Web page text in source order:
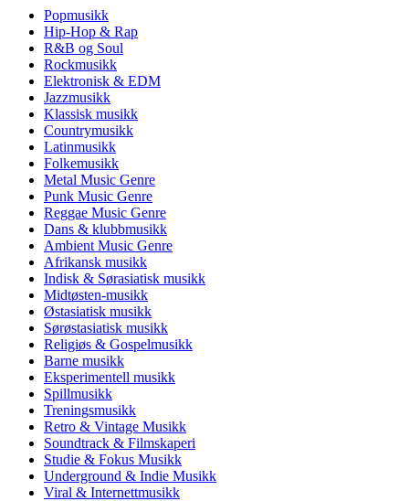
Popmusikk
Hip-Hop & Rap
R&B og Soul
Rockmusikk
Elektronisk & EDM
Jazzmusikk
Klassisk musikk
Countrymusikk
Latinmusikk
Folkemusikk
Metal Music Genre
Punk Music Genre
Reggae Music Genre
Dans & klubbmusikk
Ambient Music Genre
Afrikansk musikk
Indisk & Sørasiatisk musikk
Midtøsten-musikk
Østasiatisk musikk
Sørøstasiatisk musikk
Religiøs & Gospelmusikk
Barne musikk
Eksperimentell musikk
Spillmusikk
Treningsmusikk
Retro & Vintage Musikk
Soundtrack & Filmskaperi
Studie & Fokus Musikk
Underground & Indie Musikk
Viral & Internettmusikk